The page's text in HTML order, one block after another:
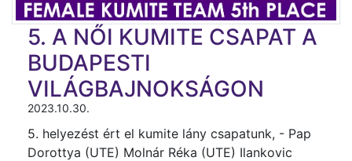
5. A NŐI KUMITE CSAPAT A
BUDAPESTI
VILÁGBAJNOKSÁGON
2023.10.30.
5. helyezést ért el kumite lány csapatunk, - Pap
Dorottya (UTE) Molnár Réka (UTE) Ilankovic